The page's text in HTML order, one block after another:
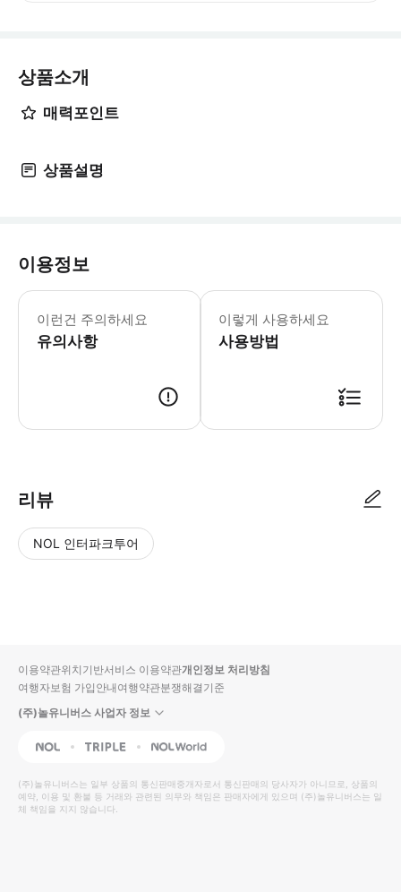
상품소개
매력포인트
상품설명
이용정보
이런건 주의하세요
유의사항
- 단독투어로 최소 1인부터 최대 4인
이렇게 사용하세요
사용방법
리뷰
NOL 인터파크투어
입니
다.
높
은
순
동
영
상
순
상
이용약관위치기반서비스 이용약관개인정보 처리방침
여행자보험 가입안내여행약관분쟁해결기준
(주)놀유니버스 사업자 정보
NOL Triple Interpark Global
(주)놀유니버스는 일부 상품의 통신판매중개자로서 통신판매의 당사자가 아니므로, 상품의
예약, 이용 및 환불 등 거래와 관련된 의무와 책임은 판매자에게 있으며 (주)놀유니버스는 일
체 책임을 지지 않습니다.